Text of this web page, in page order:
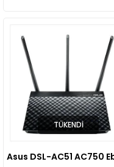
TÜKENDI